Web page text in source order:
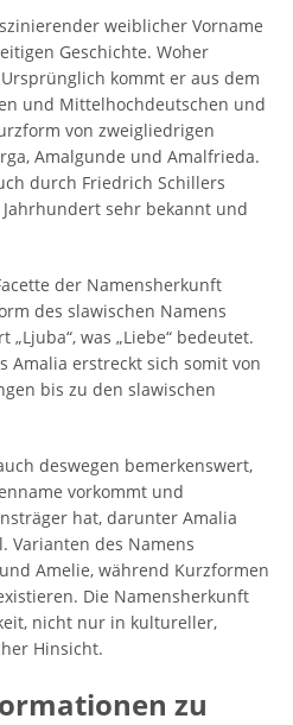
weiblicher Vorname
Geschichte. Woher
kommt er aus dem
und Mittelhochdeutschen und
von zweigliedrigen
Amalgunde und Amalfrieda.
durch Friedrich Schillers
Jahrhundert sehr bekannt und
der Namensherkunft
des slawischen Namens
was „Liebe“ bedeutet.
Amalia erstreckt sich somit von
bis zu den slawischen
deswegen bemerkenswert,
vorkommt und
hat, darunter Amalia
Varianten des Namens
Amelie, während Kurzformen
Die Namensherkunft
nicht nur in kultureller,
Hinsicht.
zu